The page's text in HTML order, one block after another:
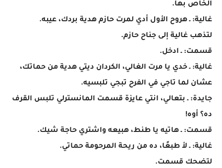
الخاص بها.
غالية: ـ هروح الأول أدي لمرت حازم هدية بردك، عيبه.
لتذهب غالية إلى جناح حازم.
قسمت: ـ ادخل.
غالية: ـ خدي يا مرت الغالي، الكردان ديتي هدية من حماتك،
عشان لما تاجي في الفرح تبجي تلبسيه.
جايدة: ـ بتعالي، انتي عايزة قسمت المانسترلي تلبس القرف
ده؟ أوه!
قسمت: ـ هاتيه يا طنط، هبيعه واشتري حاجة شيك.
غالية: ـ لأ طبعًا، ده من ريحة المرحومة حماتي.
لتضحك قسمت.